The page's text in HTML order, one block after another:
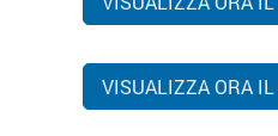
VISUALIZZA ORA IL